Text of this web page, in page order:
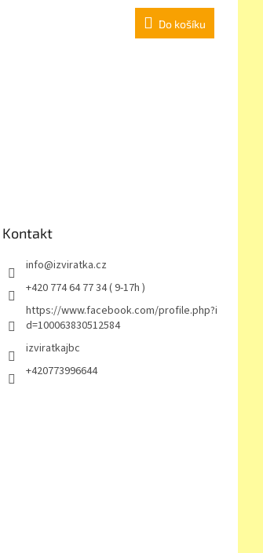
Do košíku
Kontakt
info@izviratka.cz
+420 774 64 77 34 ( 9-17h )
https://www.facebook.com/profile.php?i
d=100063830512584
izviratkajbc
+420773996644